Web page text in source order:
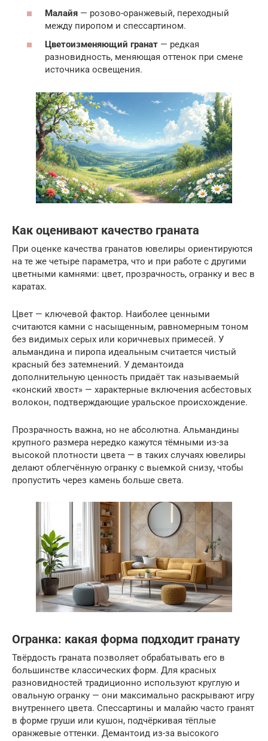
Малайя — розово-оранжевый, переходный
между пиропом и спессартином.
Цветоизменяющий гранат — редкая
разновидность, меняющая оттенок при смене
источника освещения.
Как оценивают качество граната
При оценке качества гранатов ювелиры ориентируются
на те же четыре параметра, что и при работе с другими
цветными камнями: цвет, прозрачность, огранку и вес в
каратах.
Цвет — ключевой фактор. Наиболее ценными
считаются камни с насыщенным, равномерным тоном
без видимых серых или коричневых примесей. У
альмандина и пиропа идеальным считается чистый
красный без затемнений. У демантоида
дополнительную ценность придаёт так называемый
«конский хвост» — характерные включения асбестовых
волокон, подтверждающие уральское происхождение.
Прозрачность важна, но не абсолютна. Альмандины
крупного размера нередко кажутся тёмными из-за
высокой плотности цвета — в таких случаях ювелиры
делают облегчённую огранку с выемкой снизу, чтобы
пропустить через камень больше света.
Огранка: какая форма подходит гранату
Твёрдость граната позволяет обрабатывать его в
большинстве классических форм. Для красных
разновидностей традиционно используют круглую и
овальную огранку — они максимально раскрывают игру
внутреннего цвета. Спессартины и малайю часто гранят
в форме груши или кушон, подчёркивая тёплые
оранжевые оттенки. Демантоид из-за высокого